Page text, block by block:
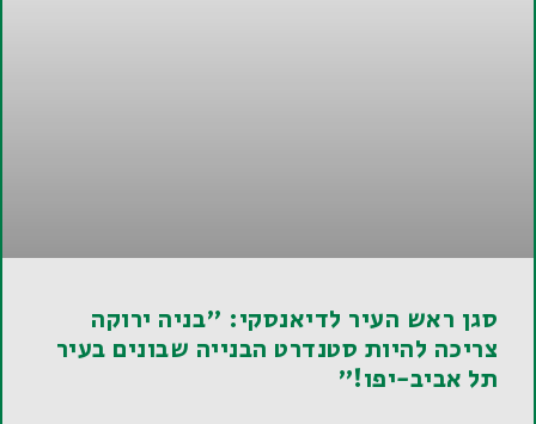
סגן ראש העיר לדיאנסקי: "בניה ירוקה
צריכה להיות סטנדרט הבנייה שבונים בעיר
תל אביב-יפו!"